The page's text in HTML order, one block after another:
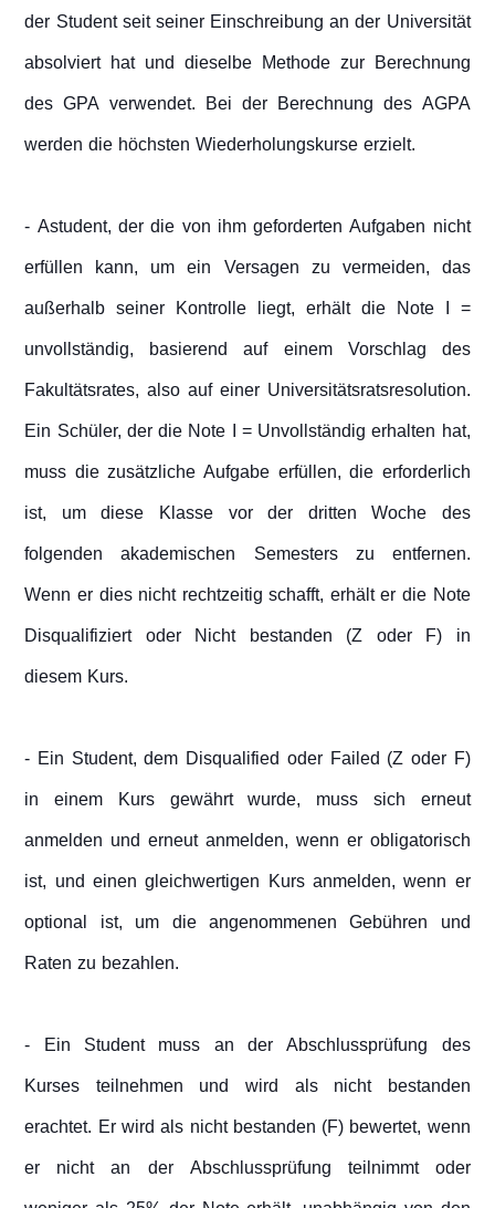
der Student seit seiner Einschreibung an der Universität
absolviert hat und dieselbe Methode zur Berechnung
des GPA verwendet. Bei der Berechnung des AGPA
werden die höchsten Wiederholungskurse erzielt.
- Astudent, der die von ihm geforderten Aufgaben nicht
erfüllen kann, um ein Versagen zu vermeiden, das
außerhalb seiner Kontrolle liegt, erhält die Note I =
unvollständig, basierend auf einem Vorschlag des
Fakultätsrates, also auf einer Universitätsratsresolution.
Ein Schüler, der die Note I = Unvollständig erhalten hat,
muss die zusätzliche Aufgabe erfüllen, die erforderlich
ist, um diese Klasse vor der dritten Woche des
folgenden akademischen Semesters zu entfernen.
Wenn er dies nicht rechtzeitig schafft, erhält er die Note
Disqualifiziert oder Nicht bestanden (Z oder F) in
diesem Kurs.
- Ein Student, dem Disqualified oder Failed (Z oder F)
in einem Kurs gewährt wurde, muss sich erneut
anmelden und erneut anmelden, wenn er obligatorisch
ist, und einen gleichwertigen Kurs anmelden, wenn er
optional ist, um die angenommenen Gebühren und
Raten zu bezahlen.
- Ein Student muss an der Abschlussprüfung des
Kurses teilnehmen und wird als nicht bestanden
erachtet. Er wird als nicht bestanden (F) bewertet, wenn
er nicht an der Abschlussprüfung teilnimmt oder